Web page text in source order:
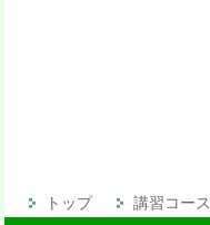
トップ 講習コース